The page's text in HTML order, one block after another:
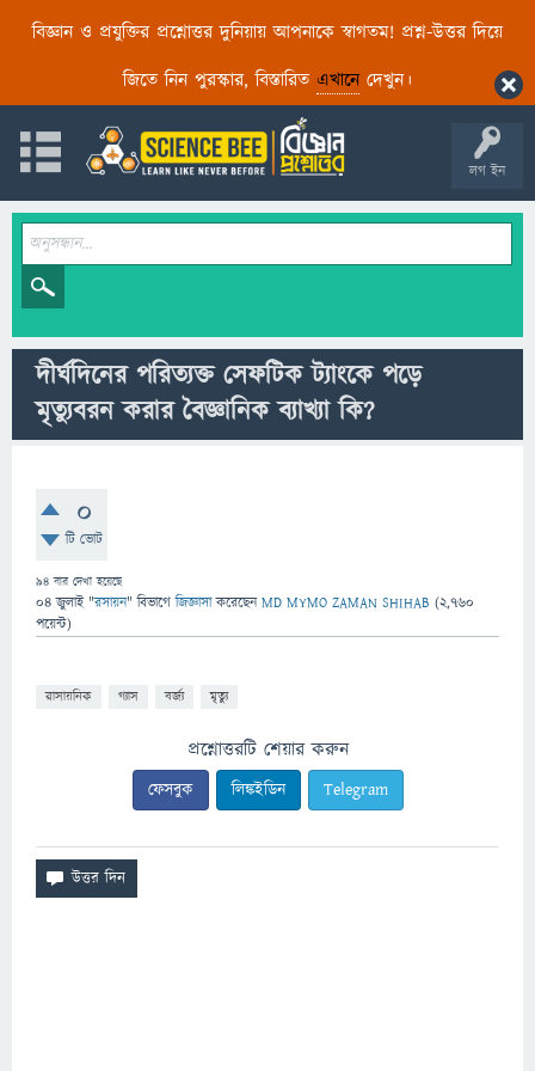
বিজ্ঞান ও প্রযুক্তির প্রশ্নোত্তর দুনিয়ায় আপনাকে স্বাগতম! প্রশ্ন-উত্তর দিয়ে
জিতে নিন পুরস্কার, বিস্তারিত এখানেদেখুন।
লগ ইন
দীর্ঘদিনের পরিত্যক্ত সেফটিক ট্যাংকে পড়ে
মৃত্যুবরন করার বৈজ্ঞানিক ব্যাখ্যা কি?
0
টি ভোট
94 বার দেখা হয়েছে
04 জুলাই "রসায়ন" বিভাগে জিজ্ঞাসাকরেছেনMD MYMO ZAMAN SHIHAB (2,760
পয়েন্ট)
রাসায়নিক গ্যাস বর্জ্য মৃত্যু
প্রশ্নোত্তরটি শেয়ার করুন
ফেসবুক লিঙ্কইডিন Telegram